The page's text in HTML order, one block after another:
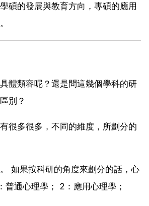
碩的發展與教育方向，專碩的應用
體類容呢？還是問這幾個學科的研
別？
很多很多，不同的維度，所劃分的
如果按科研的角度來劃分的話，心
普通心理學； 2：應用心理學；